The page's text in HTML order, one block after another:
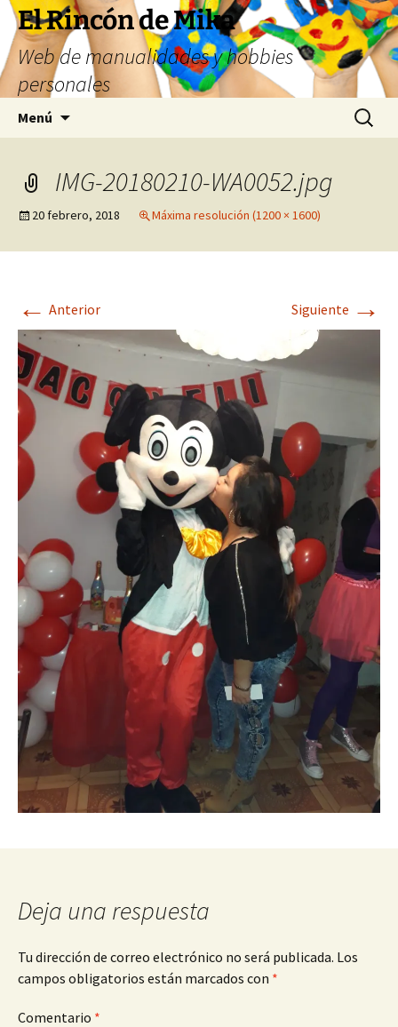
Saltar
contenido
El Rincón de Mika
Web de manualidades y hobbies
personales
Menú Buscar:
IMG-20180210-WA0052.jpg
20 febrero, 2018 Máxima resolución (1200 × 1600)
← Anterior Siguiente →
Deja una respuesta
Tu dirección de correo electrónico no será publicada. Los
campos obligatorios están marcados con *
Comentario *